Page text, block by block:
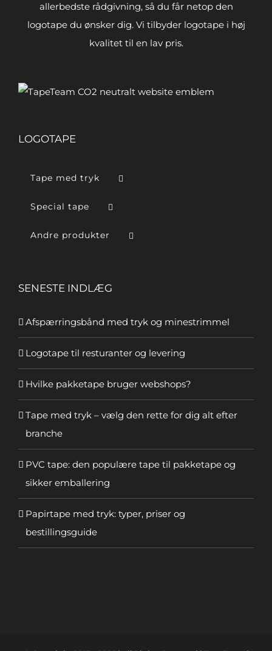
allerbedste rådgivning, så du får netop den
logotape du ønsker dig. Vi tilbyder logotape i høj
kvalitet til en lav pris.
LOGOTAPE
Tape med tryk
Special tape
Andre produkter
SENESTE INDLÆG
Afspærringsbånd med tryk og minestrimmel
Logotape til resturanter og levering
Hvilke pakketape bruger webshops?
Tape med tryk – vælg den rette for dig alt efter
branche
PVC tape: den populære tape til pakketape og
sikker emballering
Papirtape med tryk: typer, priser og
bestillingsguide